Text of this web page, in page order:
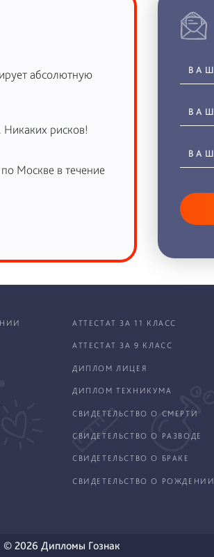
абсолютную
рисков!
Москве в течение
АТТЕСТАТ ЗА 11 КЛАСС
АТТЕСТАТ ЗА 9 КЛАСС
ДИПЛОМ ЛИЦЕЯ
ДИПЛОМ ТЕХНИКУМА
СВИДЕТЕЛЬСТВО О СМЕРТИ
СВИДЕТЕЛЬСТВО О РАЗВОДЕ
СВИДЕТЕЛЬСТВО О БРАКЕ
СВИДЕТЕЛЬСТВО О РОЖДЕНИИ
© 2026 Дипломы Гознак